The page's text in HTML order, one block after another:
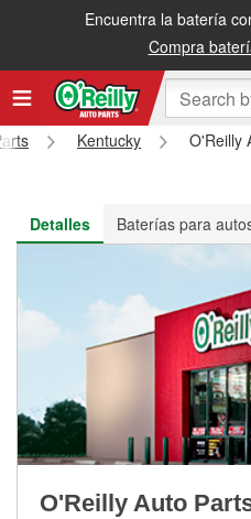
Encuentra la batería
Compra
Recibe tu orden gratis al día
Kentucky
O'Reilly
Detalles
Baterías para
O'Reilly Auto